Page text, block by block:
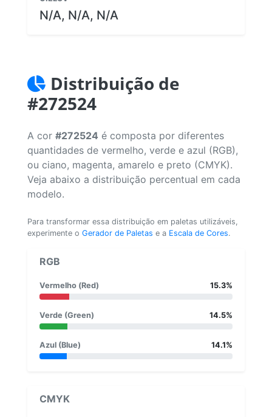
N/A, N/A, N/A
Distribuição de
#272524
A cor #272524 é composta por diferentes
quantidades de vermelho, verde e azul (RGB),
ou ciano, magenta, amarelo e preto (CMYK).
Veja abaixo a distribuição percentual em cada
modelo.
Para transformar essa distribuição em paletas utilizáveis,
experimente o Gerador de Paletas e a Escala de Cores.
RGB
Vermelho (Red) 15.3%
Verde (Green) 14.5%
Azul (Blue) 14.1%
CMYK